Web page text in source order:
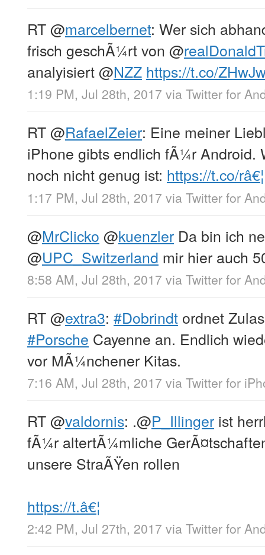
RT@marcelbernet: Wer sich
frisch geschÃ¼rt von @
analyisiert@NZZ https://t.co/
1:19 PM, Jul 28th, 2017 via Twitter for
RT@RafaelZeier: Eine meiner
iPhone gibts endlich fÃ¼r Android.
noch nicht genug ist: https://t.co/râ€¦
1:17 PM, Jul 28th, 2017 via Twitter for
@MrClicko @kuenzler Da bin ich
@UPC_Switzerland mir hier auch
8:58 AM, Jul 28th, 2017 via Twitter for
RT@extra3: #Dobrindt ordnet
#Porsche Cayenne an. Endlich
vor MÃ¼nchener Kitas.
7:16 AM, Jul 28th, 2017 via Twitter for
RT@valdornis: .@P_Illinger ist
fÃ¼r altertÃ¼mliche
unsere StraÃŸen rollen
https://t.â€¦
2:42 PM, Jul 27th, 2017 via Twitter for